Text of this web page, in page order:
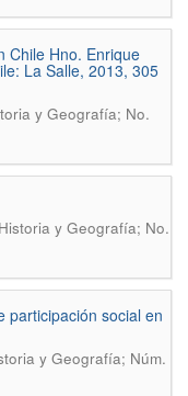
Chile Hno. Enrique
La Salle, 2013, 305
y Geografí­a; No.
y Geografí­a; No.
participación social en
y Geografía; Núm.